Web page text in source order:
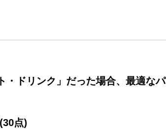
・ドリンク」だった場合、最適なパ
点)